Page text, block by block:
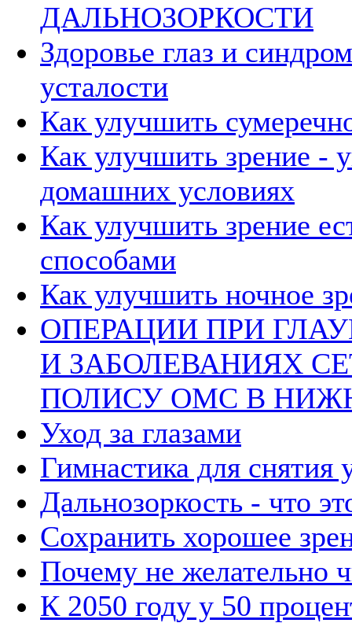
ДАЛЬНОЗОРКОСТИ
Здоровье глаз и
усталости
Как улучшить
Как улучшить зрение -
домашних условиях
Как улучшить зрение
способами
Как улучшить ночное
ОПЕРАЦИИ ПРИ
И ЗАБОЛЕВАНИЯХ
ПОЛИСУ ОМС В
Уход за глазами
Гимнастика для снятия
Дальнозоркость - что
Сохранить хорошее
Почему не желательно
К 2050 году у 50